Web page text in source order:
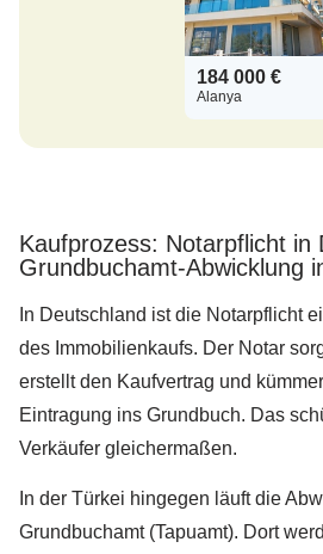
Kaufprozess: Notarpflicht in
Grundbuchamt-Abwicklung
In Deutschland ist die Notarpflicht
des Immobilienkaufs. Der Notar
erstellt den Kaufvertrag und
Eintragung ins Grundbuch. Das
Verkäufer gleichermaßen.
In der Türkei hingegen läuft die
Grundbuchamt (Tapuamt). Dort
184 000 €
Alanya